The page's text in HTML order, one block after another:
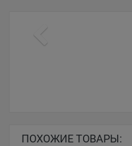
ПОХОЖИЕ ТОВАРЫ: